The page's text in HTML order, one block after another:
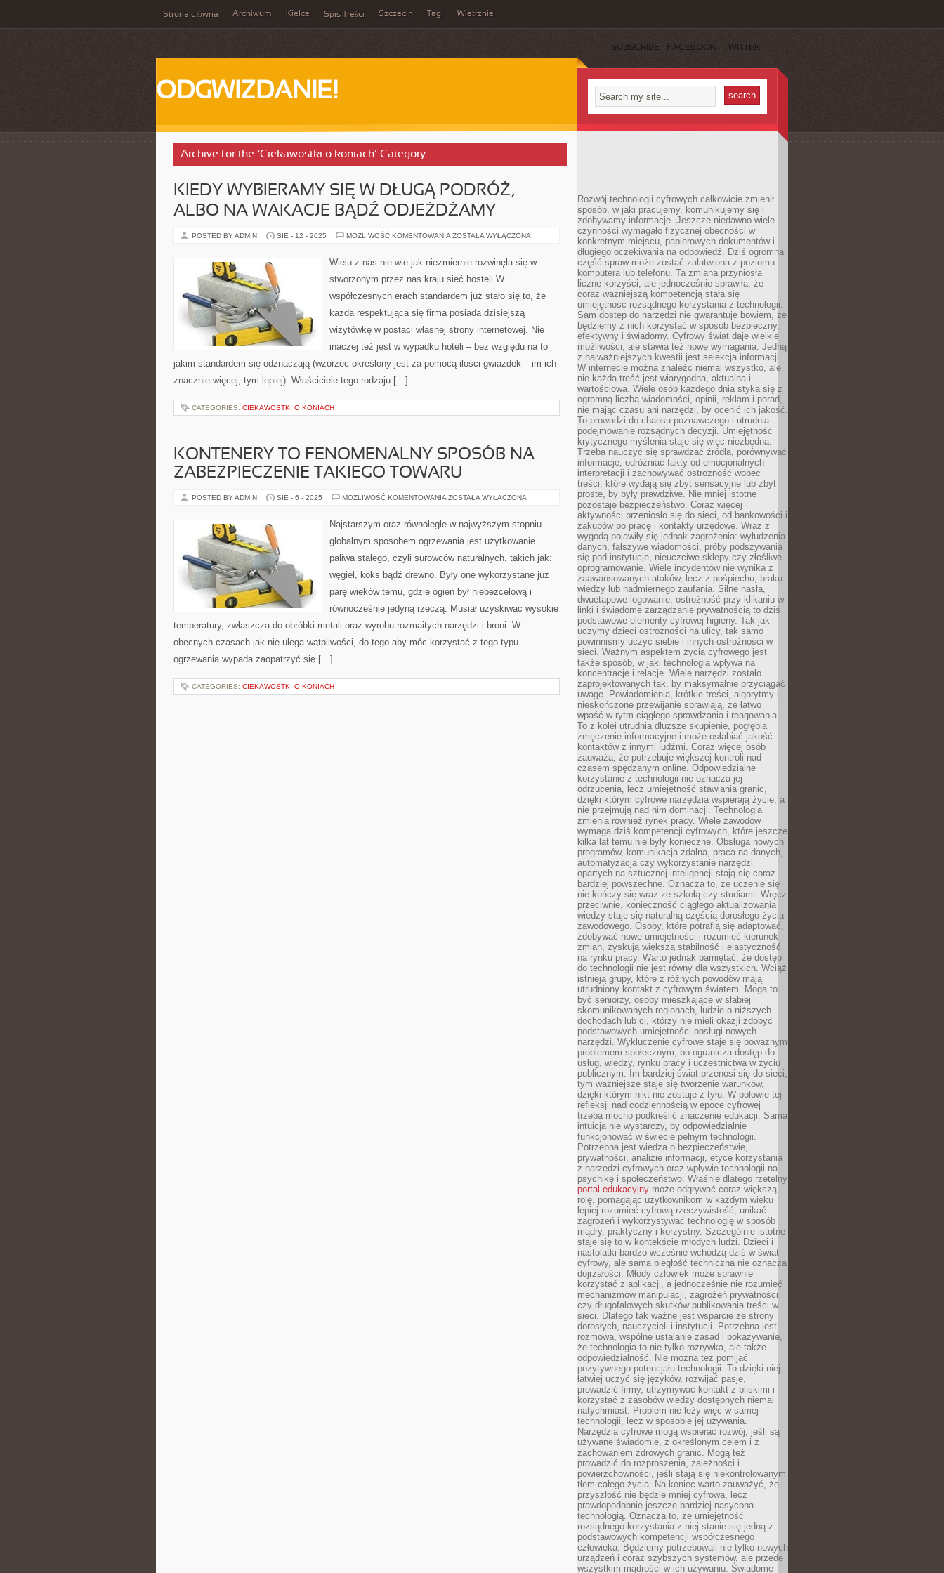
Strona główna Archiwum Kielce Spis Treści Szczecin Tagi Wietrznie
SUBSCRIBE FACEBOOK TWITTER
ODGWIZDANIE!
Archive for the ‘Ciekawostki o koniach’ Category
KIEDY WYBIERAMY SIĘ W DŁUGĄ PODRÓŻ,
ALBO NA WAKACJE BĄDŹ ODJEŻDŻAMY
POSTED BY ADMIN SIE - 12 - 2025 MOŻLIWOŚĆ KOMENTOWANIA KIEDY
DŁUGĄ
ALBO
WAKACJE
ODJEŻDŻAMY
ZOSTAŁA WYŁĄCZONA
Wielu z nas nie wie jak niezmiernie rozwinęła się w
stworzonym przez nas kraju sieć hosteli W
współczesnych erach standardem już stało się to, że
każda respektująca się firma posiada dzisiejszą
wizytówkę w postaci własnej strony internetowej. Nie
inaczej też jest w wypadku hoteli – bez względu na to
jakim standardem się odznaczają (wzorzec określony jest za pomocą ilości gwiazdek – im ich
znacznie więcej, tym lepiej). Właściciele tego rodzaju […]
CATEGORIES: CIEKAWOSTKI O KONIACH
KONTENERY TO FENOMENALNY SPOSÓB NA
ZABEZPIECZENIE TAKIEGO TOWARU
POSTED BY ADMIN SIE - 6 - 2025 MOŻLIWOŚĆ KOMENTOWANIA KONTENERY
SPOSÓB
NA
TAKIEGO
ZOSTAŁA WYŁĄCZONA
Najstarszym oraz równolegle w najwyższym stopniu
globalnym sposobem ogrzewania jest użytkowanie
paliwa stałego, czyli surowców naturalnych, takich jak:
węgiel, koks bądź drewno. Były one wykorzystane już
parę wieków temu, gdzie ogień był niebezcelową i
równocześnie jedyną rzeczą. Musiał uzyskiwać wysokie
temperatury, zwłaszcza do obróbki metali oraz wyrobu rozmaitych narzędzi i broni. W
obecnych czasach jak nie ulega wątpliwości, do tego aby móc korzystać z tego typu
ogrzewania wypada zaopatrzyć się […]
CATEGORIES: CIEKAWOSTKI O KONIACH
Rozwój technologii cyfrowych całkowicie zmienił
sposób, w jaki pracujemy, komunikujemy się i
zdobywamy informacje. Jeszcze niedawno wiele
czynności wymagało fizycznej obecności w
konkretnym miejscu, papierowych dokumentów i
długiego oczekiwania na odpowiedź. Dziś ogromna
część spraw może zostać załatwiona z poziomu
komputera lub telefonu. Ta zmiana przyniosła
liczne korzyści, ale jednocześnie sprawiła, że
coraz ważniejszą kompetencją stała się
umiejętność rozsądnego korzystania z technologii.
Sam dostęp do narzędzi nie gwarantuje bowiem, że
będziemy z nich korzystać w sposób bezpieczny,
efektywny i świadomy. Cyfrowy świat daje wielkie
możliwości, ale stawia też nowe wymagania. Jedną
z najważniejszych kwestii jest selekcja informacji.
W internecie można znaleźć niemal wszystko, ale
nie każda treść jest wiarygodna, aktualna i
wartościowa. Wiele osób każdego dnia styka się z
ogromną liczbą wiadomości, opinii, reklam i porad,
nie mając czasu ani narzędzi, by ocenić ich jakość.
To prowadzi do chaosu poznawczego i utrudnia
podejmowanie rozsądnych decyzji. Umiejętność
krytycznego myślenia staje się więc niezbędna.
Trzeba nauczyć się sprawdzać źródła, porównywać
informacje, odróżniać fakty od emocjonalnych
interpretacji i zachowywać ostrożność wobec
treści, które wydają się zbyt sensacyjne lub zbyt
proste, by były prawdziwe. Nie mniej istotne
pozostaje bezpieczeństwo. Coraz więcej
aktywności przeniosło się do sieci, od bankowości i
zakupów po pracę i kontakty urzędowe. Wraz z
wygodą pojawiły się jednak zagrożenia: wyłudzenia
danych, fałszywe wiadomości, próby podszywania
się pod instytucje, nieuczciwe sklepy czy złośliwe
oprogramowanie. Wiele incydentów nie wynika z
zaawansowanych ataków, lecz z pośpiechu, braku
wiedzy lub nadmiernego zaufania. Silne hasła,
dwuetapowe logowanie, ostrożność przy klikaniu w
linki i świadome zarządzanie prywatnością to dziś
podstawowe elementy cyfrowej higieny. Tak jak
uczymy dzieci ostrożności na ulicy, tak samo
powinniśmy uczyć siebie i innych ostrożności w
sieci. Ważnym aspektem życia cyfrowego jest
także sposób, w jaki technologia wpływa na
koncentrację i relacje. Wiele narzędzi zostało
zaprojektowanych tak, by maksymalnie przyciągać
uwagę. Powiadomienia, krótkie treści, algorytmy i
nieskończone przewijanie sprawiają, że łatwo
wpaść w rytm ciągłego sprawdzania i reagowania.
To z kolei utrudnia dłuższe skupienie, pogłębia
zmęczenie informacyjne i może osłabiać jakość
kontaktów z innymi ludźmi. Coraz więcej osób
zauważa, że potrzebuje większej kontroli nad
czasem spędzanym online. Odpowiedzialne
korzystanie z technologii nie oznacza jej
odrzucenia, lecz umiejętność stawiania granic,
dzięki którym cyfrowe narzędzia wspierają życie, a
nie przejmują nad nim dominacji. Technologia
zmienia również rynek pracy. Wiele zawodów
wymaga dziś kompetencji cyfrowych, które jeszcze
kilka lat temu nie były konieczne. Obsługa nowych
programów, komunikacja zdalna, praca na danych,
automatyzacja czy wykorzystanie narzędzi
opartych na sztucznej inteligencji stają się coraz
bardziej powszechne. Oznacza to, że uczenie się
nie kończy się wraz ze szkołą czy studiami. Wręcz
przeciwnie, konieczność ciągłego aktualizowania
wiedzy staje się naturalną częścią dorosłego życia
zawodowego. Osoby, które potrafią się adaptować,
zdobywać nowe umiejętności i rozumieć kierunek
zmian, zyskują większą stabilność i elastyczność
na rynku pracy. Warto jednak pamiętać, że dostęp
do technologii nie jest równy dla wszystkich. Wciąż
istnieją grupy, które z różnych powodów mają
utrudniony kontakt z cyfrowym światem. Mogą to
być seniorzy, osoby mieszkające w słabiej
skomunikowanych regionach, ludzie o niższych
dochodach lub ci, którzy nie mieli okazji zdobyć
podstawowych umiejętności obsługi nowych
narzędzi. Wykluczenie cyfrowe staje się poważnym
problemem społecznym, bo ogranicza dostęp do
usług, wiedzy, rynku pracy i uczestnictwa w życiu
publicznym. Im bardziej świat przenosi się do sieci,
tym ważniejsze staje się tworzenie warunków,
dzięki którym nikt nie zostaje z tyłu. W połowie tej
refleksji nad codziennością w epoce cyfrowej
trzeba mocno podkreślić znaczenie edukacji. Sama
intuicja nie wystarczy, by odpowiedzialnie
funkcjonować w świecie pełnym technologii.
Potrzebna jest wiedza o bezpieczeństwie,
prywatności, analizie informacji, etyce korzystania
z narzędzi cyfrowych oraz wpływie technologii na
psychikę i społeczeństwo. Właśnie dlatego rzetelny
portal edukacyjny może odgrywać coraz większą
rolę, pomagając użytkownikom w każdym wieku
lepiej rozumieć cyfrową rzeczywistość, unikać
zagrożeń i wykorzystywać technologię w sposób
mądry, praktyczny i korzystny. Szczególnie istotne
staje się to w kontekście młodych ludzi. Dzieci i
nastolatki bardzo wcześnie wchodzą dziś w świat
cyfrowy, ale sama biegłość techniczna nie oznacza
dojrzałości. Młody człowiek może sprawnie
korzystać z aplikacji, a jednocześnie nie rozumieć
mechanizmów manipulacji, zagrożeń prywatności
czy długofalowych skutków publikowania treści w
sieci. Dlatego tak ważne jest wsparcie ze strony
dorosłych, nauczycieli i instytucji. Potrzebna jest
rozmowa, wspólne ustalanie zasad i pokazywanie,
że technologia to nie tylko rozrywka, ale także
odpowiedzialność. Nie można też pomijać
pozytywnego potencjału technologii. To dzięki niej
łatwiej uczyć się języków, rozwijać pasje,
prowadzić firmy, utrzymywać kontakt z bliskimi i
korzystać z zasobów wiedzy dostępnych niemal
natychmiast. Problem nie leży więc w samej
technologii, lecz w sposobie jej używania.
Narzędzia cyfrowe mogą wspierać rozwój, jeśli są
używane świadomie, z określonym celem i z
zachowaniem zdrowych granic. Mogą też
prowadzić do rozproszenia, zależności i
powierzchowności, jeśli stają się niekontrolowanym
tłem całego życia. Na koniec warto zauważyć, że
przyszłość nie będzie mniej cyfrowa, lecz
prawdopodobnie jeszcze bardziej nasycona
technologią. Oznacza to, że umiejętność
rozsądnego korzystania z niej stanie się jedną z
podstawowych kompetencji współczesnego
człowieka. Będziemy potrzebowali nie tylko nowych
urządzeń i coraz szybszych systemów, ale przede
wszystkim mądrości w ich używaniu. Świadome